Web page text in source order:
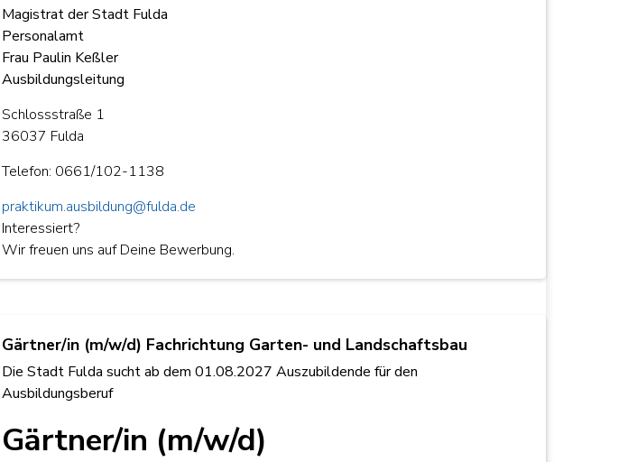
Magistrat der Stadt Fulda
Personalamt
Frau Paulin Keßler
Ausbildungsleitung
Schlossstraße 1
36037 Fulda
Telefon: 0661/102-1138
praktikum.ausbildung@fulda.de
Interessiert?
Wir freuen uns auf Deine Bewerbung.
Gärtner/in (m/w/d) Fachrichtung Garten- und Landschaftsbau
Die Stadt Fulda sucht ab dem 01.08.2027 Auszubildende für den
Ausbildungsberuf
Gärtner/in (m/w/d)